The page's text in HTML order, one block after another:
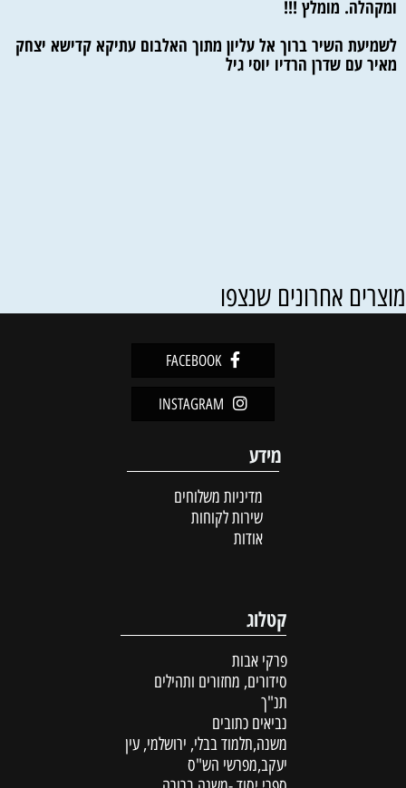
ומקהלה. מומלץ !!!
לשמיעת השיר ברוך אל עליון מתוך האלבום עתיקא קדישא יצחק
מאיר עם שדרן הרדיו יוסי גיל
אחרונים שנצפו
FACEBOOK
INSTAGRAM
מידע
מדיניות משלוחים
שירות לקוחות
אודות
קטלוג
פרקי אבות
סידורים, מחזורים ותהילים
תנ"ך
נביאים כתובים
משנה,תלמוד בבלי, ירושלמי, עין
יעקב,מפרשי הש"ס